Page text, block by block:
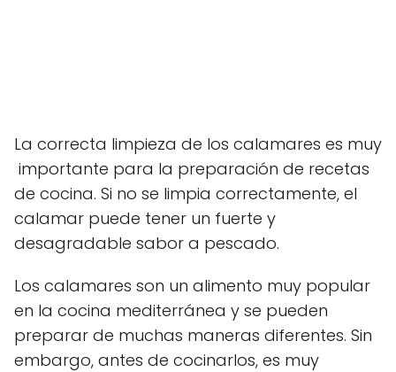
La correcta limpieza de los calamares es muy
importante para la preparación de recetas
de cocina. Si no se limpia correctamente, el
calamar puede tener un fuerte y
desagradable sabor a pescado.
Los calamares son un alimento muy popular
en la cocina mediterránea y se pueden
preparar de muchas maneras diferentes. Sin
embargo, antes de cocinarlos, es muy